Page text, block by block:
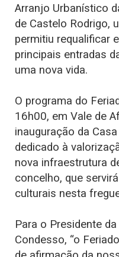
Arranjo Urbanístico
de Castelo Rodrigo,
permitiu requalificar
principais entradas
uma nova vida.
O programa do
16h00, em Vale de
inauguração da
dedicado à
nova infraestrutura
concelho, que
culturais nesta
Para o Presidente
Condesso, “o